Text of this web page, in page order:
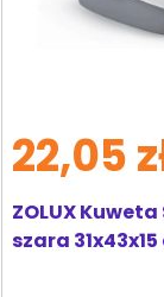
ZOLUX Kuweta
szara
22,05